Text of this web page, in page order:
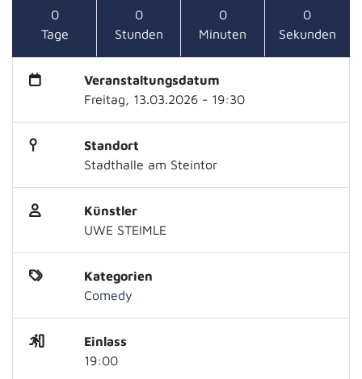
0
Tage
0
Stunden
0
Minuten
0
Sekunden
Veranstaltungsdatum
Freitag, 13.03.2026 - 19:30
Standort
Stadthalle am Steintor
Künstler
UWE STEIMLE
Kategorien
Comedy
Einlass
19:00